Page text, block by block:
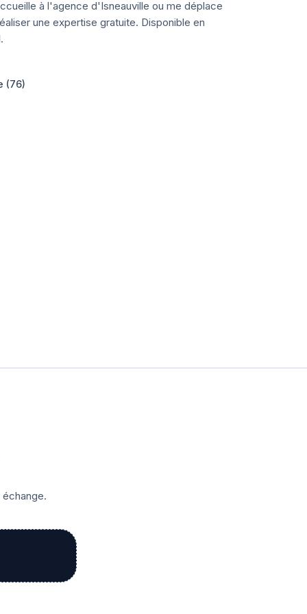
à l'agence d'Isneauville ou me déplace
une expertise gratuite. Disponible en
(76)